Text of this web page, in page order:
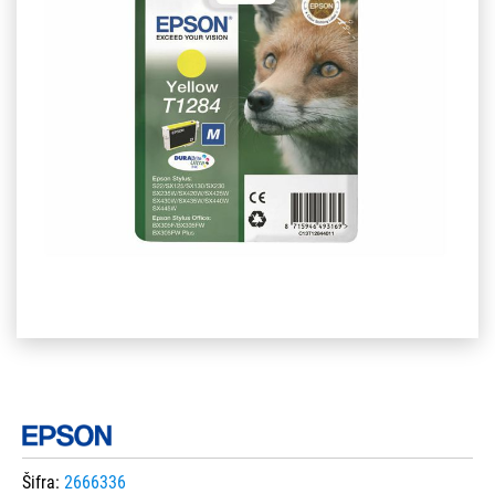
Šifra: 2666336